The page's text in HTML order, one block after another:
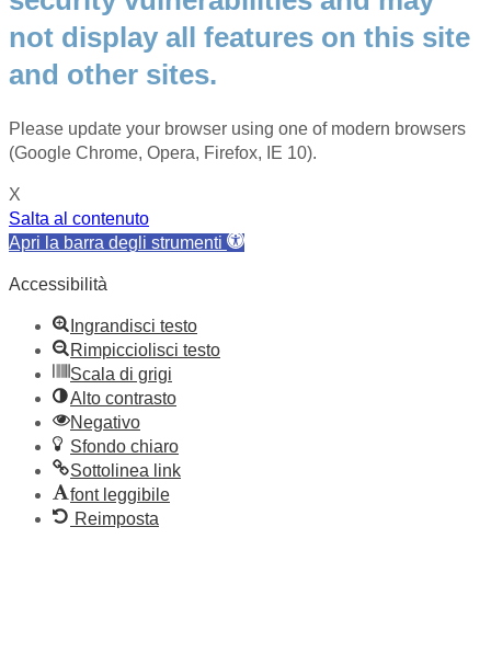
not display all features on this site
and other sites.
Please update your browser using one of modern browsers
(Google Chrome, Opera, Firefox, IE 10).
X
Salta al contenuto
Apri la barra degli strumenti
Accessibilità
Ingrandisci testo
Rimpicciolisci testo
Scala di grigi
Alto contrasto
Negativo
Sfondo chiaro
Sottolinea link
font leggibile
Reimposta